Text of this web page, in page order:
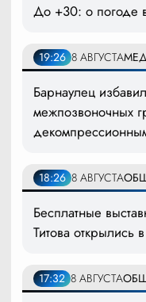
До +30: о погоде
19:26 8 АВГУСТА
Барнаулец
межпозвоночных
18:26 8 АВГУСТА
Бесплатные
Титова открылись
17:32 8 АВГУСТА